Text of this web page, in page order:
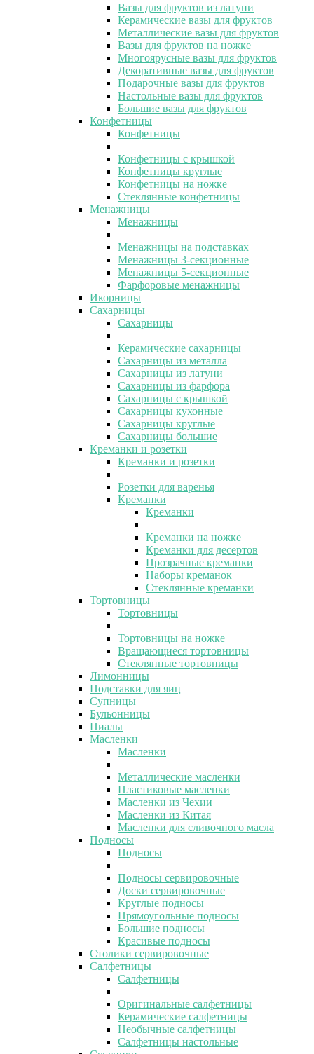
Вазы для фруктов из латуни
Керамические вазы для фруктов
Металлические вазы для фруктов
Вазы для фруктов на ножке
Многоярусные вазы для фруктов
Декоративные вазы для фруктов
Подарочные вазы для фруктов
Настольные вазы для фруктов
Большие вазы для фруктов
Конфетницы
Конфетницы
Конфетницы с крышкой
Конфетницы круглые
Конфетницы на ножке
Стеклянные конфетницы
Менажницы
Менажницы
Менажницы на подставках
Менажницы 3-секционные
Менажницы 5-секционные
Фарфоровые менажницы
Икорницы
Сахарницы
Сахарницы
Керамические сахарницы
Сахарницы из металла
Сахарницы из латуни
Сахарницы из фарфора
Сахарницы с крышкой
Сахарницы кухонные
Сахарницы круглые
Сахарницы большие
Креманки и розетки
Креманки и розетки
Розетки для варенья
Креманки
Креманки
Креманки на ножке
Креманки для десертов
Прозрачные креманки
Наборы креманок
Стеклянные креманки
Тортовницы
Тортовницы
Тортовницы на ножке
Вращающиеся тортовницы
Стеклянные тортовницы
Лимонницы
Подставки для яиц
Супницы
Бульонницы
Пиалы
Масленки
Масленки
Металлические масленки
Пластиковые масленки
Масленки из Чехии
Масленки из Китая
Масленки для сливочного масла
Подносы
Подносы
Подносы сервировочные
Доски сервировочные
Круглые подносы
Прямоугольные подносы
Большие подносы
Красивые подносы
Столики сервировочные
Салфетницы
Салфетницы
Оригинальные салфетницы
Керамические салфетницы
Необычные салфетницы
Салфетницы настольные